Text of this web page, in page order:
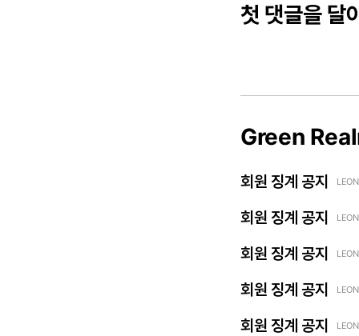
첫 댓글을 달
Green
회원 징계 공지
회원 징계 공지
회원 징계 공지
회원 징계 공지
회원 징계 공지